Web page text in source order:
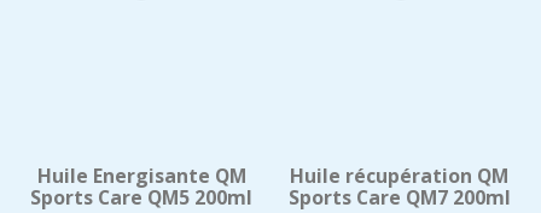
Huile Energisante QM
Sports Care QM5 200ml
Huile récupération QM
Sports Care QM7 200ml